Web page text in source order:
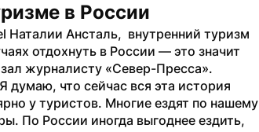
в России
Наталии Ансталь,  внутренний туризм
отдохнуть в России — это значит
журналисту «Север-Пресса».
думаю, что сейчас вся эта история
у туристов. Многие ездят по нашему
По России иногда выгоднее ездить,